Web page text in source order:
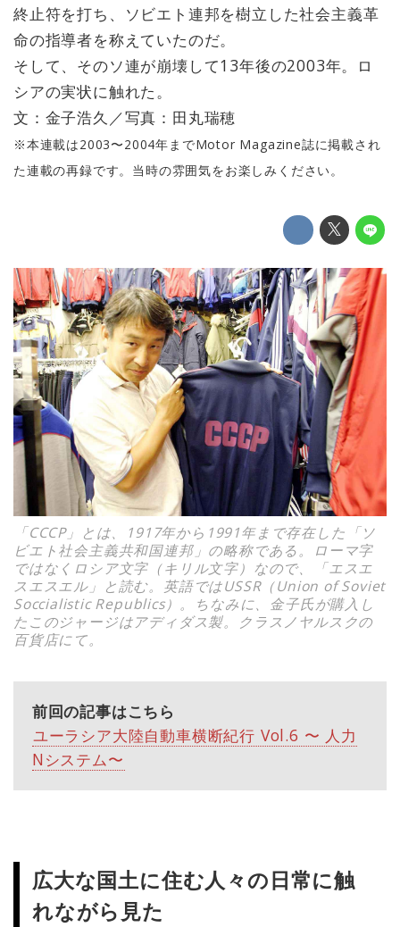
終止符を打ち、ソビエト連邦を樹立した社会主義革
命の指導者を称えていたのだ。
そして、そのソ連が崩壊して13年後の2003年。ロ
シアの実状に触れた。
文：金子浩久／写真：田丸瑞穂
※本連載は2003〜2004年までMotor Magazine誌に掲載され
た連載の再録です。当時の雰囲気をお楽しみください。
「CCCP」とは、1917年から1991年まで存在した「ソ
ビエト社会主義共和国連邦」の略称である。ローマ字
ではなくロシア文字（キリル文字）なので、「エスエ
スエスエル」と読む。英語ではUSSR（Union of Soviet
Soccialistic Republics）。ちなみに、金子氏が購入し
たこのジャージはアディダス製。クラスノヤルスクの
百貨店にて。
前回の記事はこちら
ユーラシア大陸自動車横断紀行 Vol.6 〜 人力
Nシステム〜
広大な国土に住む人々の日常に触
れながら見た